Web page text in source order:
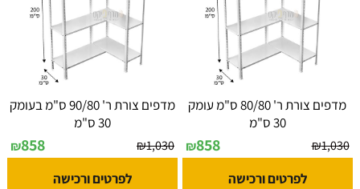
מדפים צורת ר' 80/80 ס"מ עומק
30 ס"מ
₪1,030
₪858
לפרטים ורכישה
מדפים צורת ר' 90/80 ס"מ בעומק
30 ס"מ
₪1,030
₪858
לפרטים ורכישה